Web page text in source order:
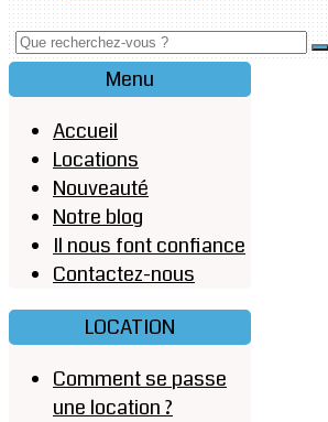
Menu
Accueil
Locations
Nouveauté
Notre blog
Il nous font confiance
Contactez-nous
LOCATION
Comment se passe
une location ?